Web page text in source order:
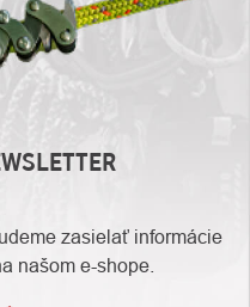
zasielať informácie
našom e-shope.